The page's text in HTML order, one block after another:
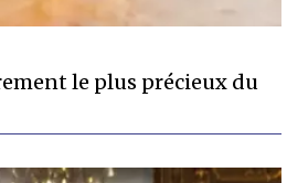
le plus précieux du